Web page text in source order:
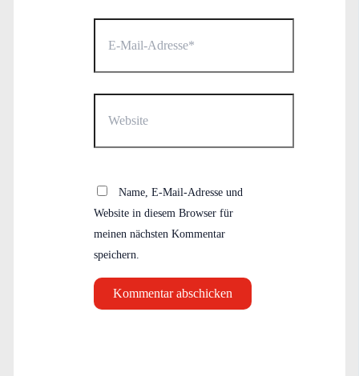
Mail-
Name, E-Mail-Adresse und
Website in diesem Browser für
meinen nächsten Kommentar
speichern.